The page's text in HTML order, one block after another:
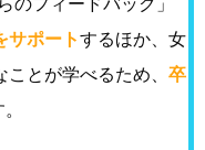
サポートするほか、女
とが学べるため、 卒